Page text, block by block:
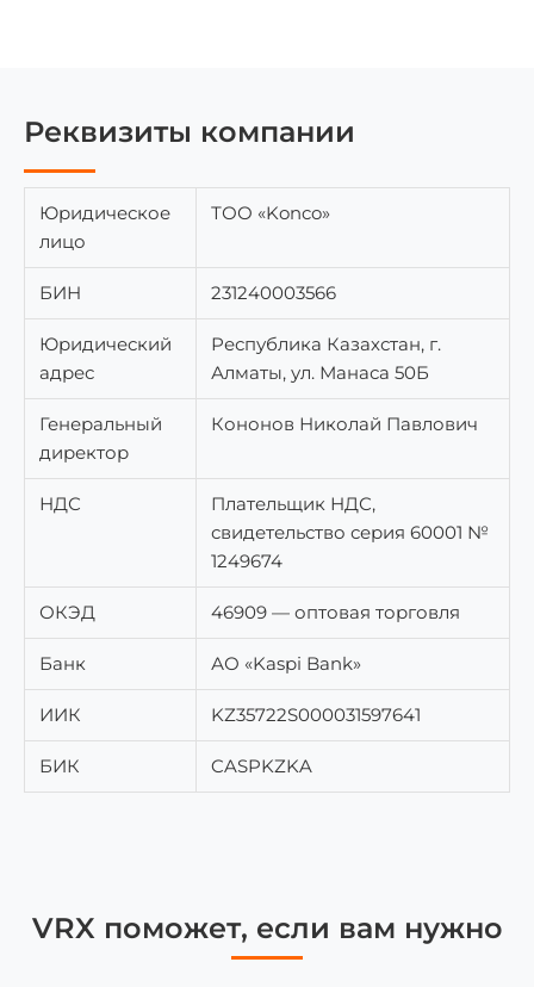
Реквизиты компании
Юридическое
лицо
ТОО «Konco»
БИН 231240003566
Юридический
адрес
Республика Казахстан, г.
Алматы, ул. Манаса 50Б
Генеральный
директор
Кононов Николай Павлович
НДС
Плательщик НДС,
свидетельство серия 60001 №
1249674
ОКЭД 46909 — оптовая торговля
Банк АО «Kaspi Bank»
ИИК KZ35722S000031597641
БИК CASPKZKA
VRX поможет, если вам нужно